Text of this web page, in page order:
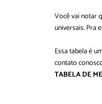
Você vai notar
universais. Pra
Essa tabela é
contato
TABELA DE